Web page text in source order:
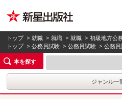
トップ >就職 >就職 >就職 > 初級地方公
トップ >公務員試験 >公務員試験 >公務
本を探す
ジャンル一